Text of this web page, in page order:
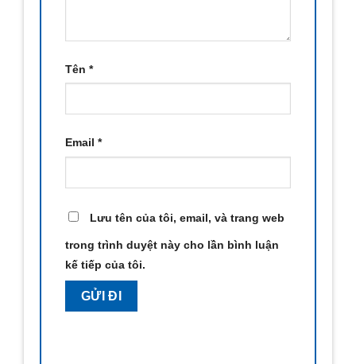
Tên *
Email *
Lưu tên của tôi, email, và trang web
trong trình duyệt này cho lần bình luận
kế tiếp của tôi.